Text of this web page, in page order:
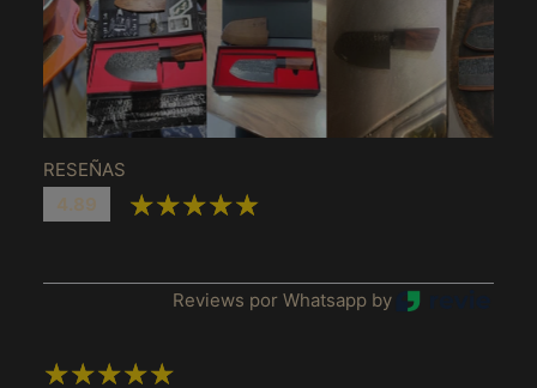
RESEÑAS
4.89
Reviews por Whatsapp by
Albânia (MXN $)